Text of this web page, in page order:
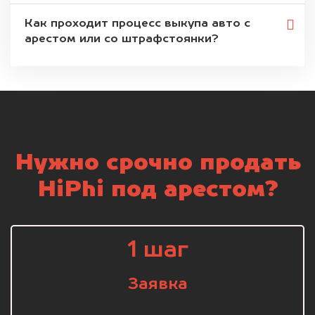
Как проходит процесс выкупа авто с
арестом или со штрафстоянки?
Нужно срочно продать
HiPhi под арестом?
1 шаг
Заявка